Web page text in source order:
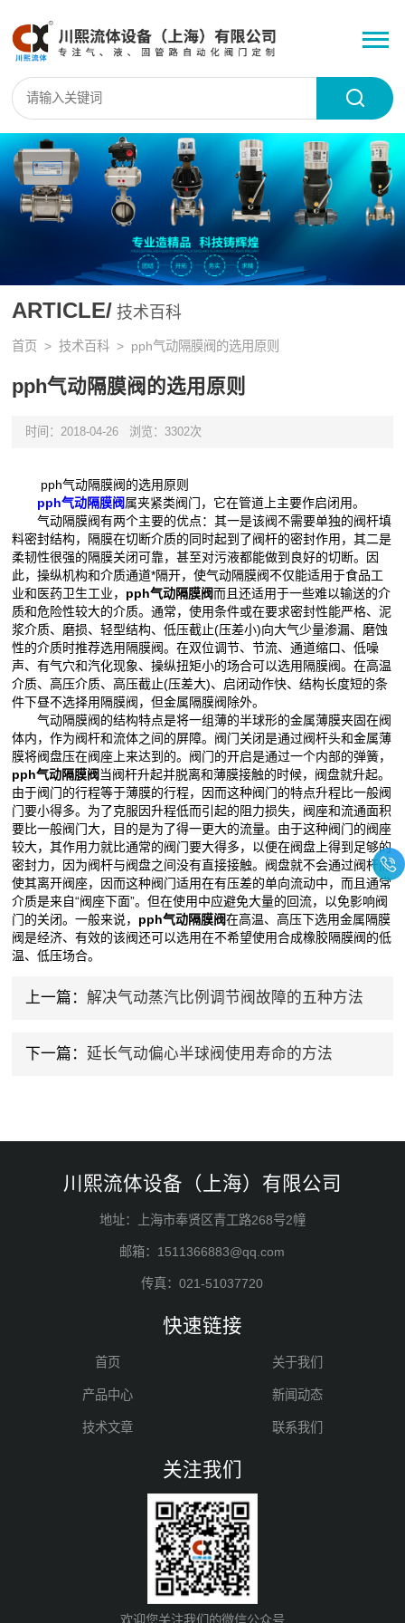
ARTICLE/ 技术百科
首页 >技术百科 > pph气动隔膜阀的选用原则
pph气动隔膜阀的选用原则
时间：2018-04-26 浏览：3302次
pph气动隔膜阀的选用原则
pph气动隔膜阀属夹紧类阀门，它在管道上主要作启闭用。
气动隔膜阀有两个主要的优点：其一是该阀不需要单独的阀杆填
料密封结构，隔膜在切断介质的同时起到了阀杆的密封作用，其二是
柔韧性很强的隔膜关闭可靠，甚至对污液都能做到良好的切断。因
此，操纵机构和介质通道*隔开，使气动隔膜阀不仅能适用于食品工
业和医药卫生工业， pph气动隔膜阀而且还适用于一些难以输送的介
质和危险性较大的介质。通常，使用条件或在要求密封性能严格、泥
浆介质、磨损、轻型结构、低压截止(压差小)向大气少量渗漏、磨蚀
性的介质时推荐选用隔膜阀。在双位调节、节流、通道缩口、低噪
声、有气穴和汽化现象、操纵扭矩小的场合可以选用隔膜阀。在高温
介质、高压介质、高压截止(压差大)、启闭动作快、结构长度短的条
件下昼不选择用隔膜阀，但金属隔膜阀除外。
气动隔膜阀的结构特点是将一组薄的半球形的金属薄膜夹固在阀
体内，作为阀杆和流体之间的屏障。阀门关闭是通过阀杆头和金属薄
膜将阀盘压在阀座上来达到的。阀门的开启是通过一个内部的弹簧，
pph气动隔膜阀当阀杆升起并脱离和薄膜接触的时候，阀盘就升起。
由于阀门的行程等于薄膜的行程，因而这种阀门的特点升程比一般阀
门要小得多。为了克服因升程低而引起的阻力损失，阀座和流通面积
要比一般阀门大，目的是为了得一更大的流量。由于这种阀门的阀座
较大，其作用力就比通常的阀门要大得多，以便在阀盘上得到足够的
密封力，因为阀杆与阀盘之间没有直接接触。阀盘就不会通过阀杆而
使其离开阀座，因而这种阀门适用在有压差的单向流动中，而且通常
介质是来自“阀座下面”。但在使用中应避免大量的回流，以免影响阀
门的关闭。一般来说， pph气动隔膜阀在高温、高压下选用金属隔膜
阀是经济、有效的该阀还可以选用在不希望使用合成橡胶隔膜阀的低
温、低压场合。
上一篇： 解决气动蒸汽比例调节阀故障的五种方法
下一篇： 延长气动偏心半球阀使用寿命的方法
川熙流体设备（上海）有限公司
地址：上海市奉贤区青工路268号2幢
邮箱：1511366883@qq.com
传真：021-51037720
快速链接
首页 关于我们
产品中心 新闻动态
技术文章 联系我们
关注我们